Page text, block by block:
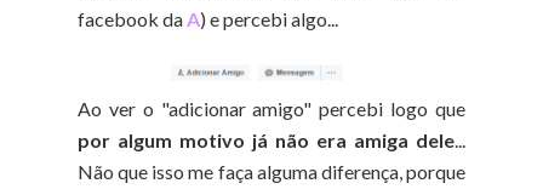
facebook da A) e percebi algo...
Ao ver o "adicionar amigo" percebi logo que
por algum motivo já não era amiga dele...
Não que isso me faça alguma diferença, porque